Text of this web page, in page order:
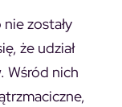
zostały
że udział
Wśród nich